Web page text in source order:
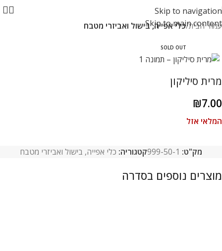
Skip to navigation
Skip to main content
עמוד הבית כלי אפייה, בישול ואביזרי מטבח
SOLD OUT
מרית סיליקון
₪7.00
המלאי אזל
מק"ט: 999-50-1קטגוריה: כלי אפייה, בישול ואביזרי מטבח